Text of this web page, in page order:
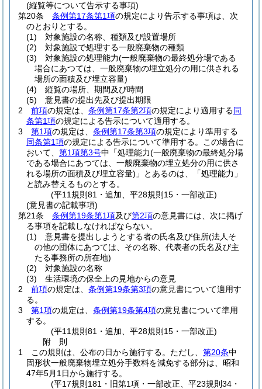
(縦覧等について告示する事項)
第20条
条例第17条第1項の規定により告示する事項は、次
のとおりとする。
(1)
対象施設の名称、種類及び設置場所
(2)
対象施設で処理する一般廃棄物の種類
(3)
対象施設の処理能力(一般廃棄物の最終処分場である
場合にあつては、一般廃棄物の埋立処分の用に供される
場所の面積及び埋立容量)
(4)
縦覧の場所、期間及び時間
(5)
意見書の提出先及び提出期限
2
前項の規定は、 条例第17条第2項の規定により適用する同
条第1項の規定による告示について適用する。
3
第1項の規定は、 条例第17条第3項の規定により準用する
同条第1項の規定による告示について準用する。
この場合に
おいて、 第1項第3号中「処理能力(一般廃棄物の最終処分場
である場合にあつては、一般廃棄物の埋立処分の用に供さ
れる場所の面積及び埋立容量) 」とあるのは、「処理能力」
と読み替えるものとする。
(平11規則81・追加、平28規則15・一部改正)
(意見書の記載事項)
第21条
条例第19条第1項及び第2項の意見書には、次に掲げ
る事項を記載しなければならない。
(1)
意見書を提出しようとする者の氏名及び住所(法人そ
の他の団体にあつては、その名称、代表者の氏名及び主
たる事務所の所在地)
(2)
対象施設の名称
(3)
生活環境の保全上の見地からの意見
2
前項の規定は、 条例第19条第3項の意見書について適用す
る。
3
第1項の規定は、 条例第19条第4項の意見書について準用
する。
(平11規則81・追加、平28規則15・一部改正)
附 則
1
この規則は、公布の日から施行する。 ただし、 第20条中
固形状一般廃棄物埋立処分手数料を減免する部分は、昭和
47年5月1日から施行する。
(平17規則181・旧第1項・一部改正、平23規則34・